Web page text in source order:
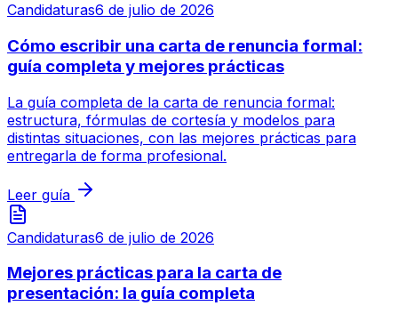
Candidaturas6 de julio de 2026
Cómo escribir una carta de renuncia formal:
guía completa y mejores prácticas
La guía completa de la carta de renuncia formal:
estructura, fórmulas de cortesía y modelos para
distintas situaciones, con las mejores prácticas para
entregarla de forma profesional.
Leer guía
Candidaturas6 de julio de 2026
Mejores prácticas para la carta de
presentación: la guía completa